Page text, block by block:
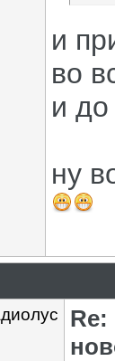
и
во
и до
ну